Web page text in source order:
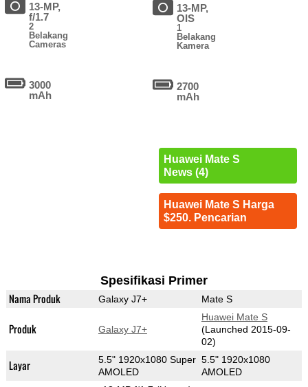
13-MP,
f/1.7
2
Belakang
Cameras
3000
mAh
13-MP,
OIS
1
Belakang
Kamera
2700
mAh
Huawei Mate S
News (4)
Huawei Mate S Harga
$250. Pencarian
Spesifikasi Primer
Nama Produk Galaxy J7+ Mate S
Produk Galaxy J7+
Huawei Mate S
(Launched 2015-09-
02)
Layar
5.5" 1920x1080 Super
AMOLED
5.5" 1920x1080
AMOLED